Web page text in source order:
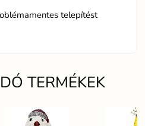
telepítést
TERMÉKEK